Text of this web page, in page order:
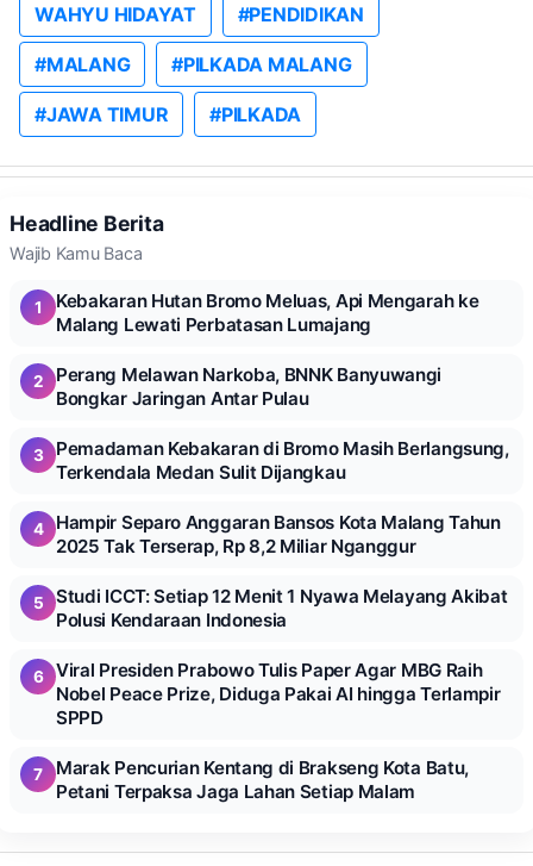
WAHYU HIDAYAT #PENDIDIKAN
#MALANG #PILKADA MALANG
#JAWA TIMUR #PILKADA
Headline Berita
Wajib Kamu Baca
1
Kebakaran Hutan Bromo Meluas, Api Mengarah ke
Malang Lewati Perbatasan Lumajang
2
Perang Melawan Narkoba, BNNK Banyuwangi
Bongkar Jaringan Antar Pulau
3
Pemadaman Kebakaran di Bromo Masih Berlangsung,
Terkendala Medan Sulit Dijangkau
4
Hampir Separo Anggaran Bansos Kota Malang Tahun
2025 Tak Terserap, Rp 8,2 Miliar Nganggur
5
Studi ICCT: Setiap 12 Menit 1 Nyawa Melayang Akibat
Polusi Kendaraan Indonesia
6
Viral Presiden Prabowo Tulis Paper Agar MBG Raih
Nobel Peace Prize, Diduga Pakai AI hingga Terlampir
SPPD
7
Marak Pencurian Kentang di Brakseng Kota Batu,
Petani Terpaksa Jaga Lahan Setiap Malam